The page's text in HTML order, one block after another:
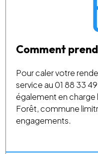
Comment
Pour caler votre
service au 01 88 33
également en
Forêt, commune
engagements.